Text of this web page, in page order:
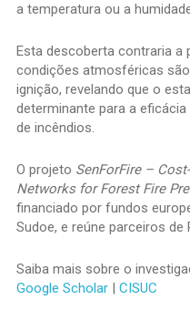
a temperatura ou a
Esta descoberta contraria a
condições atmosféricas
ignição, revelando que o
determinante para a
de incêndios.
O projeto SenForFire –
Networks for Forest Fire
financiado por fundos
Sudoe, e reúne parceiros de
Saiba mais sobre o
Google Scholar| CISUC